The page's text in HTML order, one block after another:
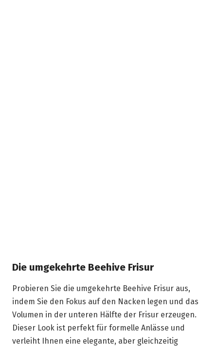
Die umgekehrte Beehive Frisur
Probieren Sie die umgekehrte Beehive Frisur aus,
indem Sie den Fokus auf den Nacken legen und das
Volumen in der unteren Hälfte der Frisur erzeugen.
Dieser Look ist perfekt für formelle Anlässe und
verleiht Ihnen eine elegante, aber gleichzeitig